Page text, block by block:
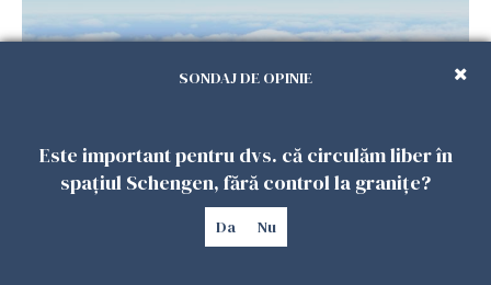
Încă o dronă a fost doborâtă de un F-16
SONDAJ DE OPINIE
Este important pentru dvs. că circulăm liber în
spațiul Schengen, fără control la granițe?
Da Nu